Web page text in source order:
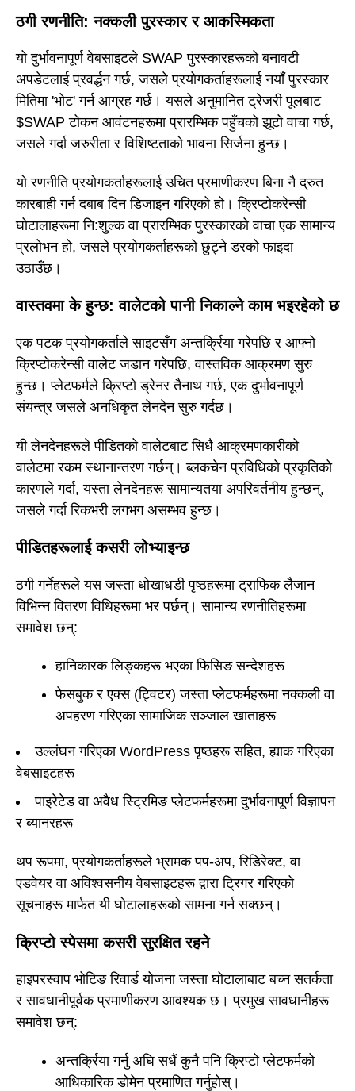
ठगी रणनीति: नक्कली पुरस्कार र आकस्मिकता
यो दुर्भावनापूर्ण वेबसाइटले SWAP पुरस्कारहरूको बनावटी
अपडेटलाई प्रवर्द्धन गर्छ, जसले प्रयोगकर्ताहरूलाई नयाँ पुरस्कार
मितिमा 'भोट' गर्न आग्रह गर्छ। यसले अनुमानित ट्रेजरी पूलबाट
$SWAP टोकन आवंटनहरूमा प्रारम्भिक पहुँचको झूटो वाचा गर्छ,
जसले गर्दा जरुरीता र विशिष्टताको भावना सिर्जना हुन्छ।
यो रणनीति प्रयोगकर्ताहरूलाई उचित प्रमाणीकरण बिना नै द्रुत
कारबाही गर्न दबाब दिन डिजाइन गरिएको हो। क्रिप्टोकरेन्सी
घोटालाहरूमा नि:शुल्क वा प्रारम्भिक पुरस्कारको वाचा एक सामान्य
प्रलोभन हो, जसले प्रयोगकर्ताहरूको छुट्ने डरको फाइदा
उठाउँछ।
वास्तवमा के हुन्छ: वालेटको पानी निकाल्ने काम भइरहेको छ
एक पटक प्रयोगकर्ताले साइटसँग अन्तर्क्रिया गरेपछि र आफ्नो
क्रिप्टोकरेन्सी वालेट जडान गरेपछि, वास्तविक आक्रमण सुरु
हुन्छ। प्लेटफर्मले क्रिप्टो ड्रेनर तैनाथ गर्छ, एक दुर्भावनापूर्ण
संयन्त्र जसले अनधिकृत लेनदेन सुरु गर्दछ।
यी लेनदेनहरूले पीडितको वालेटबाट सिधै आक्रमणकारीको
वालेटमा रकम स्थानान्तरण गर्छन्। ब्लकचेन प्रविधिको प्रकृतिको
कारणले गर्दा, यस्ता लेनदेनहरू सामान्यतया अपरिवर्तनीय हुन्छन्,
जसले गर्दा रिकभरी लगभग असम्भव हुन्छ।
पीडितहरूलाई कसरी लोभ्याइन्छ
ठगी गर्नेहरूले यस जस्ता धोखाधडी पृष्ठहरूमा ट्राफिक लैजान
विभिन्न वितरण विधिहरूमा भर पर्छन्। सामान्य रणनीतिहरूमा
समावेश छन्:
हानिकारक लिङ्कहरू भएका फिसिङ सन्देशहरू
फेसबुक र एक्स (ट्विटर) जस्ता प्लेटफर्महरूमा नक्कली वा
अपहरण गरिएका सामाजिक सञ्जाल खाताहरू
उल्लंघन गरिएका WordPress पृष्ठहरू सहित, ह्याक गरिएका
वेबसाइटहरू
पाइरेटेड वा अवैध स्ट्रिमिङ प्लेटफर्महरूमा दुर्भावनापूर्ण विज्ञापन
र ब्यानरहरू
थप रूपमा, प्रयोगकर्ताहरूले भ्रामक पप-अप, रिडिरेक्ट, वा
एडवेयर वा अविश्वसनीय वेबसाइटहरू द्वारा ट्रिगर गरिएको
सूचनाहरू मार्फत यी घोटालाहरूको सामना गर्न सक्छन्।
क्रिप्टो स्पेसमा कसरी सुरक्षित रहने
हाइपरस्वाप भोटिङ रिवार्ड योजना जस्ता घोटालाबाट बच्न सतर्कता
र सावधानीपूर्वक प्रमाणीकरण आवश्यक छ। प्रमुख सावधानीहरू
समावेश छन्:
अन्तर्क्रिया गर्नु अघि सधैं कुनै पनि क्रिप्टो प्लेटफर्मको
आधिकारिक डोमेन प्रमाणित गर्नुहोस्।